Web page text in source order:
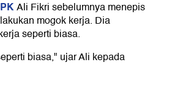
Ali Fikri sebelumnya menepis
mogok kerja. Dia
seperti biasa.
biasa," ujar Ali kepada